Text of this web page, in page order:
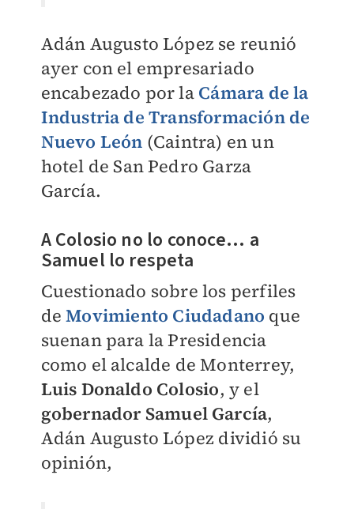
Adán Augusto López se reunió
ayer con el empresariado
encabezado por la Cámara de la
Industria de Transformación de
Nuevo León (Caintra) en un
hotel de San Pedro Garza
García.
A Colosio no lo conoce... a
Samuel lo respeta
Cuestionado sobre los perfiles
deMovimiento Ciudadano que
suenan para la Presidencia
como el alcalde de Monterrey,
Luis Donaldo Colosio, y el
gobernadorSamuel García,
Adán Augusto López dividió su
opinión,